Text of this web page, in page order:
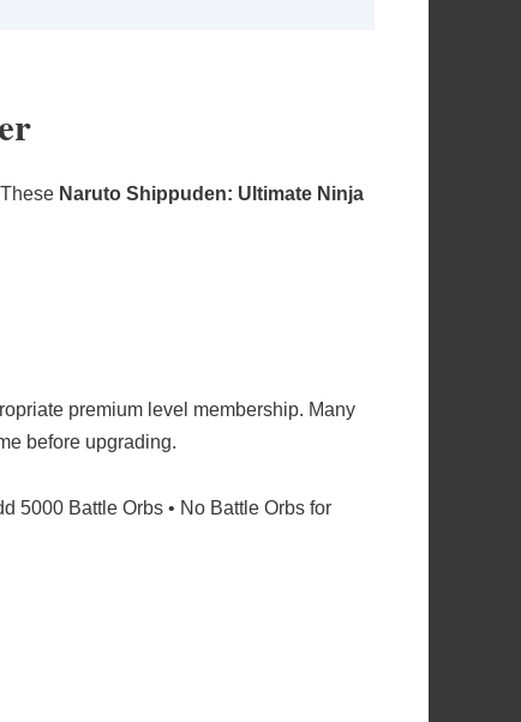
Naruto Shippuden: Ultimate Ninja
premium level membership. Many
before upgrading.
5000 Battle Orbs • No Battle Orbs for